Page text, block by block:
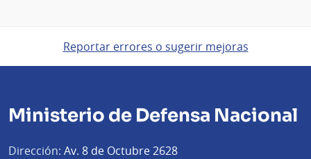
Reportar errores o sugerir mejoras
Ministerio de Defensa Nacional
Dirección: Av. 8 de Octubre 2628